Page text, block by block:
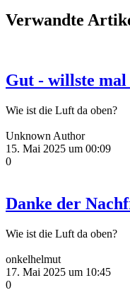
Verwandte
Gut - willste mal
Wie ist die Luft da oben?
Unknown Author
15. Mai 2025 um 00:09
0
Danke der
Wie ist die Luft da oben?
onkelhelmut
17. Mai 2025 um 10:45
0